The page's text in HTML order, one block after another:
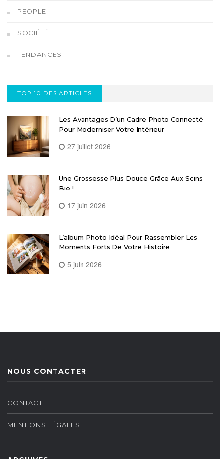
PEOPLE
SOCIÉTÉ
TENDANCES
TOP 10 DES ARTICLES
Les Avantages D’un Cadre Photo Connecté
Pour Moderniser Votre Intérieur
27 juillet 2026
Une Grossesse Plus Douce Grâce Aux Soins
Bio !
17 juin 2026
L’album Photo Idéal Pour Rassembler Les
Moments Forts De Votre Histoire
5 juin 2026
NOUS CONTACTER
CONTACT
MENTIONS LÉGALES